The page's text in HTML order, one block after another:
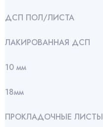
ДСП ПОЛ/ЛИСТА
ЛАКИРОВАННАЯ ДСП
10 мм
18мм
ПРОКЛАДОЧНЫЕ ЛИСТЫ